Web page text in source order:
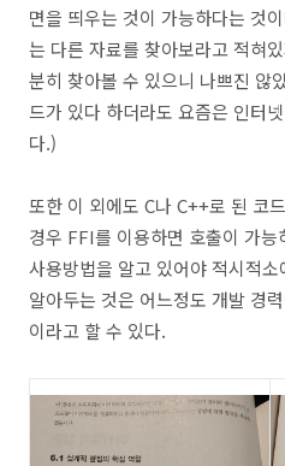
면을 띄우는 것이 가능하다는 것
는 다른 자료를 찾아보라고 적혀
분히 찾아볼 수 있으니 나쁘진 않
드가 있다 하더라도 요즘은 인터
다.)
또한 이 외에도 C나 C++로 된 코
경우 FFI를 이용하면 호출이 가
사용방법을 알고 있어야 적시적
알아두는 것은 어느정도 개발 경
이라고 할 수 있다.